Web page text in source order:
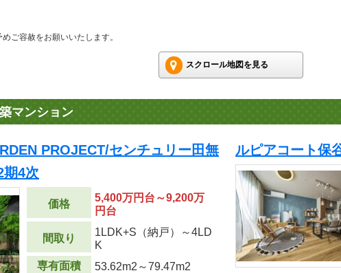
ご容赦をお願いいたします。
スクロール地図を見る
マンション
PROJECT/センチュリー田無
期4次
価格
5,400万円台～9,200万
円台
間取り
1LDK+S（納戸）～4LD
K
専有面積
53.62m2 ～79.47m2
ルピアコート保